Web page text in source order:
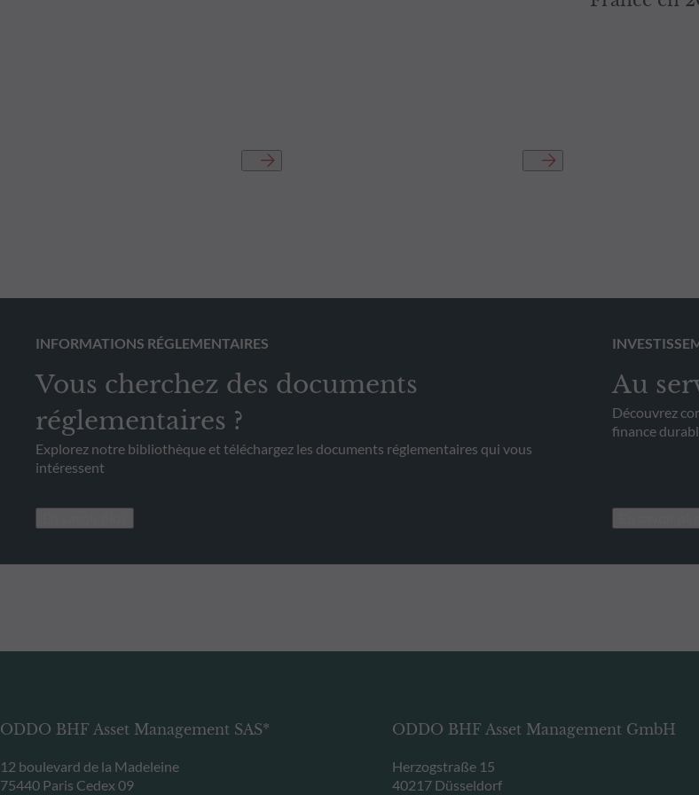
INFORMATIONS RÉGLEMENTAIRES
Vous cherchez des documents
réglementaires ?
Explorez notre bibliothèque et téléchargez les documents réglementaires qui vous
intéressent
Au
Découvrez
finance
ODDO BHF Asset Management SAS*
12 boulevard de la Madeleine
75440 Paris Cedex 09
ODDO BHF Asset Management GmbH
Herzogstraße 15
40217 Düsseldorf